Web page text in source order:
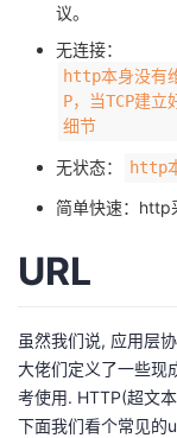
我
客
论
坛
的
圈
我
的
我
我
的
我
Programs
我
支
的
技
我
的
议。
无连接：
http本身没有
P，当TCP建
细节
无状态： http
简单快速：http
URL
虽然我们说, 应用层
大佬们定义了一些现
考使用. HTTP(超文
下面我们看个常见的